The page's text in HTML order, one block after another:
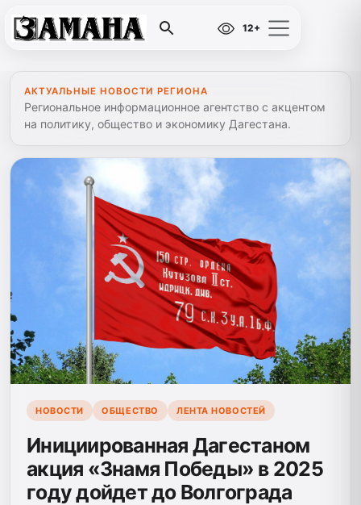
12+
АКТУАЛЬНЫЕ НОВОСТИ РЕГИОНА
Региональное информационное агентство с акцентом
на политику, общество и экономику Дагестана.
НОВОСТИ ОБЩЕСТВО ЛЕНТА НОВОСТЕЙ
Инициированная Дагестаном
акция «Знамя Победы» в 2025
году дойдет до Волгограда